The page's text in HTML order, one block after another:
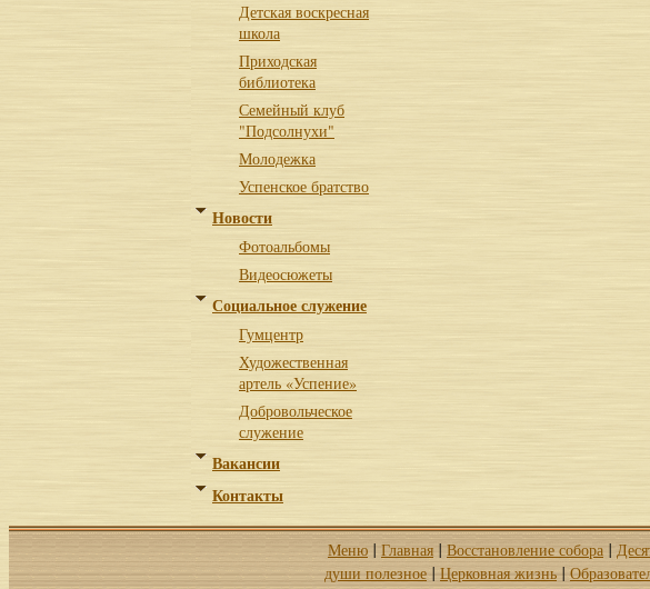
Детская воскресная
школа
Приходская
библиотека
Семейный клуб
"Подсолнухи"
Молодежка
Успенское братство
Новости
Фотоальбомы
Видеосюжеты
Социальное служение
Гумцентр
Художественная
артель «Успение»
Добровольческое
служение
Вакансии
Контакты
Меню| Главная |Восстановление собора
души полезное|Церковная жизнь|